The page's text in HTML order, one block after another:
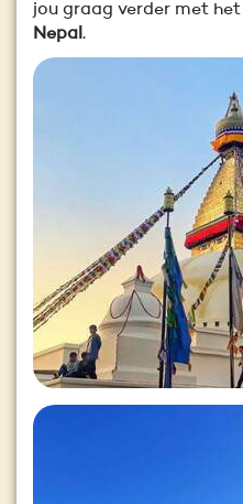
jou graag verder met
Nepal .